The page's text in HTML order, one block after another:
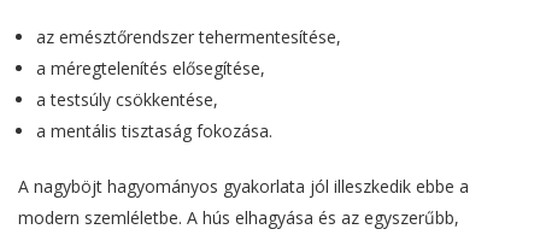
az emésztőrendszer tehermentesítése,
a méregtelenítés elősegítése,
a testsúly csökkentése,
a mentális tisztaság fokozása.
A nagyböjt hagyományos gyakorlata jól illeszkedik ebbe a
modern szemléletbe. A hús elhagyása és az egyszerűbb,